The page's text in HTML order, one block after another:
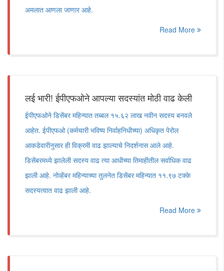
अमलात आणला जाणार आहे.
Read More
लई भारी! ईपीएफओने आपल्या सदस्यांत मोठी वाढ केली
ईपीएफओने डिसेंबर महिन्यात तब्बल १५.६२ लाख नवीन सदस्य बनवले
आहेत. ईपीएफओ (कर्मचारी भविष्य निर्वाहनिधीच्या) अधिकृत पेरोल
आकडेवारीनुसार ही विक्रमी वाढ झाल्याचे निदर्शनास आले आहे.
डिसेंबरमध्ये झालेली सदस्य वाढ त्या आधीच्या तिमाहीतील सर्वाधिक वाढ
झाली आहे. नोव्हेंबर महिन्याच्या तुलनेत डिसेंबर महिन्यात ११.९७ टक्के
सदस्यत्वात वाढ झाली आहे.
Read More